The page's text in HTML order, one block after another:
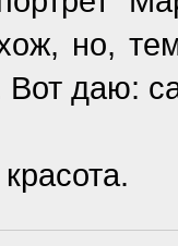
но,
даю: